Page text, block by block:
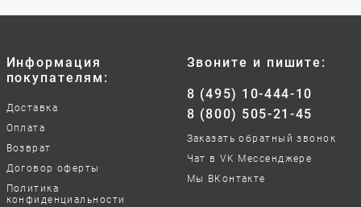
Информация
покупателям:
Доставка
Оплата
Возврат
Договор оферты
Политика
конфиденциальности
Звоните и пишите:
8 (495) 10-444-10
8 (800) 505-21-45
Заказать обратный звонок
Чат в VK Мессенджере
Мы ВКонтакте